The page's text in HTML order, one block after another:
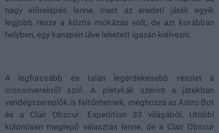
nagy előrelépés lenne, mert az eredeti játék egyik
legjobb része a közös mókázás volt, de azt korábban
helyben, egy kanapén ülve lehetett igazán kiélvezni.
A legfurcsább és talán legérdekesebb részlet a
crossoverekről szól. A pletykák szerint a játékban
vendégszereplők is feltűnhetnek, méghozzá az Astro Bot
és a Clair Obscur: Expedition 33 világából. Utóbbi
különösen meglepő választás lenne, de a Clair Obscur